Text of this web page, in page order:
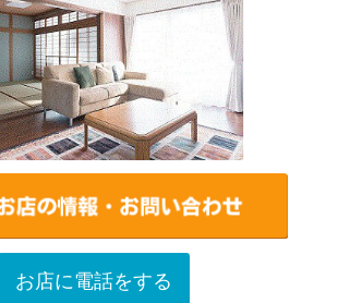
お店に電話をする